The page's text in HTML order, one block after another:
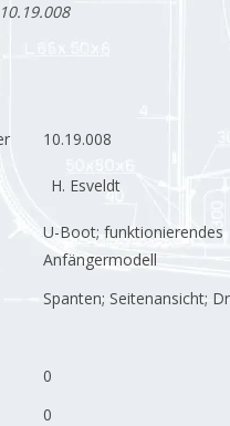
10.19.008
10.19.008
H. Esveldt
U-Boot; funktionierendes
Anfängermodell
Spanten; Seitenansicht;
0
0